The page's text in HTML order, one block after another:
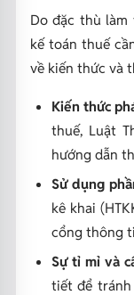
Do đặc thù
kế toán thuế
về kiến thức và
Kiến thức
thuế, Luật
hướng dẫn
Sử dụng
kê khai
cổng thông
Sự tỉ mỉ và
tiết để tránh